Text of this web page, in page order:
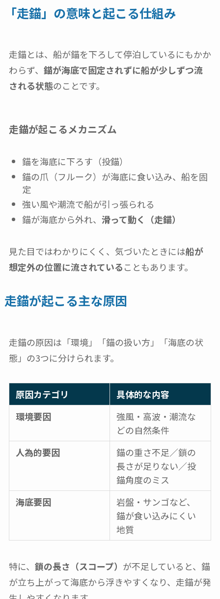
「走錨」の意味と起こる仕組み
走錨とは、船が錨を下ろして停泊しているにもかか
わらず、 錨が海底で固定されずに船が少しずつ流
される状態のことです。
走錨が起こるメカニズム
錨を海底に下ろす（投錨）
錨の爪（フルーク）が海底に食い込み、船を固
定
強い風や潮流で船が引っ張られる
錨が海底から外れ、 滑って動く（走錨）
見た目ではわかりにくく、気づいたときには船が
想定外の位置に流されていることもあります。
走錨が起こる主な原因
走錨の原因は「環境」「錨の扱い方」「海底の状
態」の3つに分けられます。
原因カテゴリ
具体的な内容
環境要因
強風・高波・潮流な
どの自然条件
人為的要因
錨の重さ不足／鎖の
長さが足りない／投
錨角度のミス
海底要因
岩盤・サンゴなど、
錨が食い込みにくい
地質
特に、 鎖の長さ（スコープ） が不足していると、錨
が立ち上がって海底から浮きやすくなり、走錨が発